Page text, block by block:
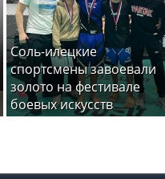
Соль-илецкие
спортсмены завоевали
золото на фестивале
боевых искусств